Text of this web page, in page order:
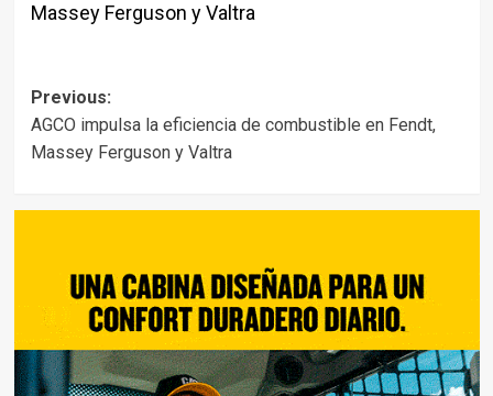
Massey Ferguson y Valtra
Post
navigation
Previous:
AGCO impulsa la eficiencia de combustible en Fendt,
Massey Ferguson y Valtra